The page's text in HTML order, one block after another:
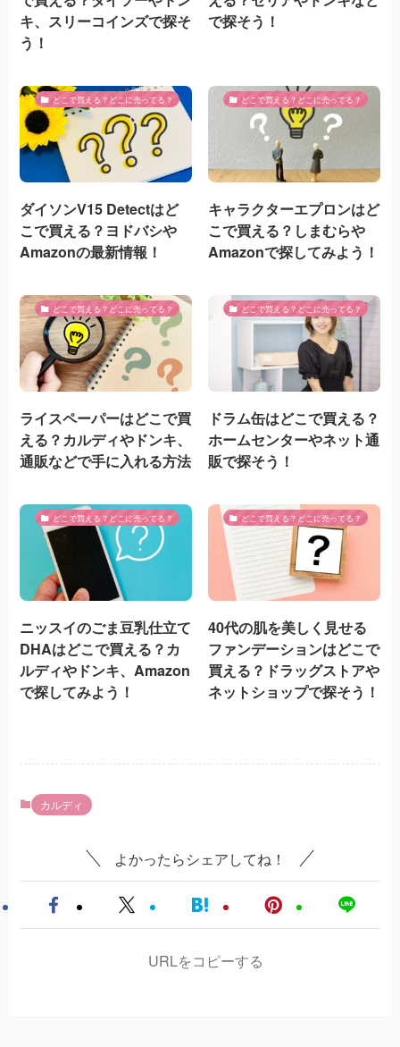
キ、スリーコインズで探そ
う！
で探そう！
どこで買える？どこに売ってる？
ダイソンV15 Detectはど
こで買える？ヨドバシや
Amazonの最新情報！
どこで買える？どこに売ってる？
キャラクターエプロンはど
こで買える？しまむらや
Amazonで探してみよう！
どこで買える？どこに売ってる？
ライスペーパーはどこで買
える？カルディやドンキ、
通販などで手に入れる方法
どこで買える？どこに売ってる？
ドラム缶はどこで買える？
ホームセンターやネット通
販で探そう！
どこで買える？どこに売ってる？
ニッスイのごま豆乳仕立て
DHAはどこで買える？カ
ルディやドンキ、Amazon
で探してみよう！
どこで買える？どこに売ってる？
40代の肌を美しく見せる
ファンデーションはどこで
買える？ドラッグストアや
ネットショップで探そう！
カルディ
よかったらシェアしてね！
URLをコピーする